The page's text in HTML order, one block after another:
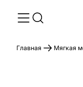
Главная Мягкая